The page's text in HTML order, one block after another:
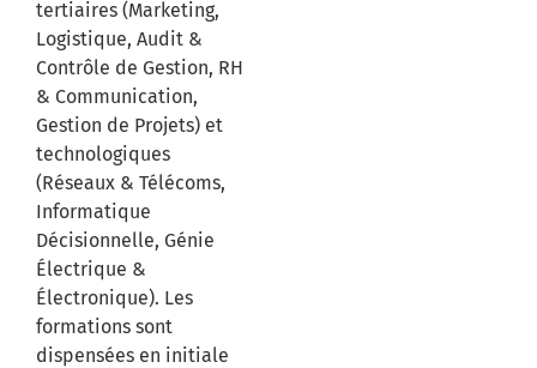
tertiaires (Marketing,
Logistique, Audit &
Contrôle de Gestion, RH
& Communication,
Gestion de Projets) et
technologiques
(Réseaux & Télécoms,
Informatique
Décisionnelle, Génie
Électrique &
Électronique). Les
formations sont
dispensées en initiale